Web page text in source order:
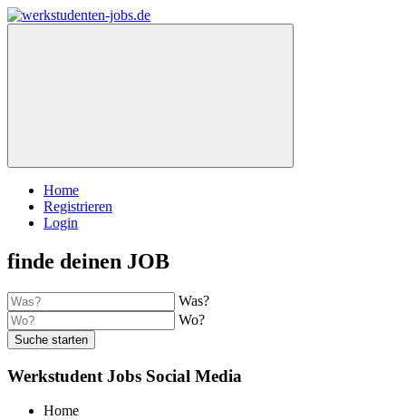
Home
Registrieren
Login
finde deinen JOB
Was?
Wo?
Suche starten
Werkstudent Jobs Social Media
Home